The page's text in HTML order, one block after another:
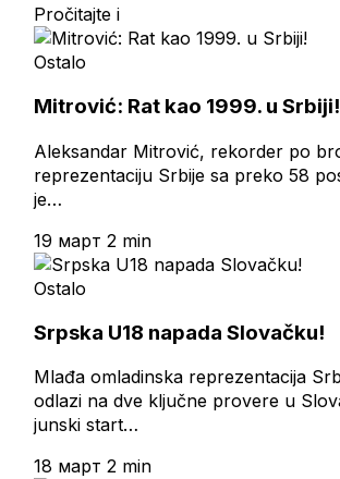
Pročitajte i
Ostalo
Mitrović: Rat kao 1999. u Srbiji!
Aleksandar Mitrović, rekorder po
reprezentaciju Srbije sa preko 58
je…
19 март 2 min
Ostalo
Srpska U18 napada Slovačku!
Mlađa omladinska reprezentacija
odlazi na dve ključne provere u
junski start…
18 март 2 min